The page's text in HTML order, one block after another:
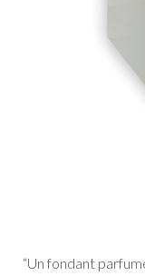
“Un fondant